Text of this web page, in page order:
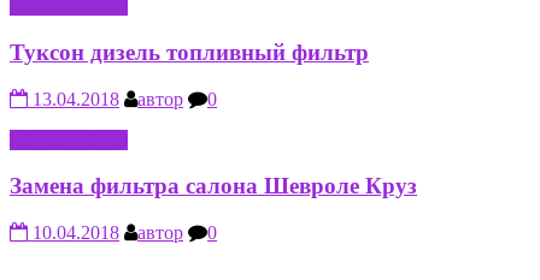
Туксон дизель топливный фильтр
13.04.2018 автор
0
Замена фильтра салона Шевроле Круз
10.04.2018 автор 0